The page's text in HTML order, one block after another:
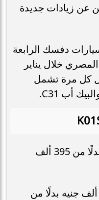
عن زيادات جديدة
سيارات دفسك الرابعة
خلال يناير
كل مرة تشمل
K01S بسعر 465 ألف جنيه بدلًا من 395 ألف
C31 طارة عادية بسعر 645 ألف جنيه بدلًا من